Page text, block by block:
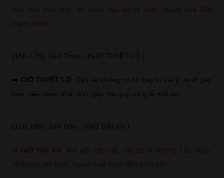
việc đều hòa hợp, có bệnh cầu tài sẽ khỏi, người nhà đều
mạnh khỏe.
(15h-17h)- Giờ Thân - (GIỜ TUYỆT LỘ )
⇒ GIỜ TUYỆT LỘ : Cầu tài không có lợi hay bị trái ý, ra đi gặp
hạn, việc quan phải đòn, gặp ma quỷ cúng lễ mới an.
(17h-19h)- Giờ Dậu - (GIỜ ĐẠI AN )
⇒ GIỜ ĐẠI AN
Mọi việc đều tốt, cầu tài đi hướng Tây, Nam.
Nhà cửa yên lành, người xuất hành đều bình yên.